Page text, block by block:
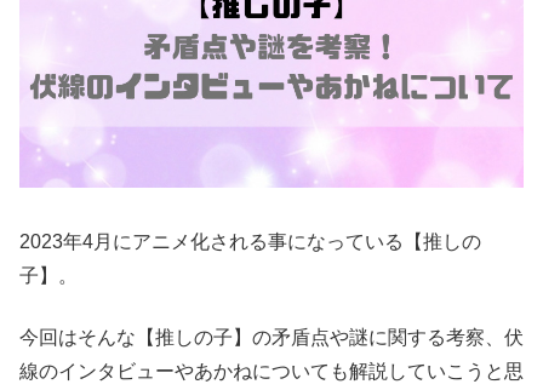
2023年4月にアニメ化される事になっている【推しの
子】。
今回はそんな【推しの子】の矛盾点や謎に関する考察、伏
線のインタビューやあかねについても解説していこうと思